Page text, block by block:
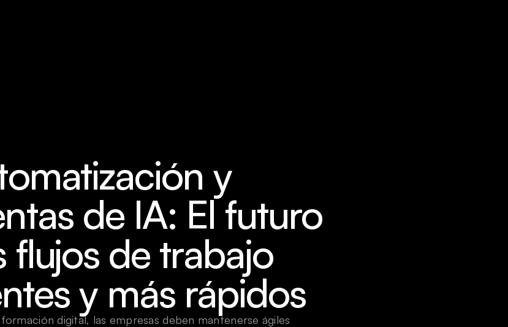
y
de IA: El futuro
flujos de trabajo
y más rápidos
digital, las empresas deben mantenerse ágiles